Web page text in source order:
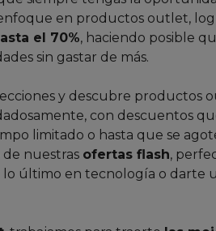
en productos outlet,
el 70%, haciendo posible
sin gastar de más.
y descubre productos
con descuentos
limitado o hasta que se
nuestras ofertas flash,
último en tecnología o darte